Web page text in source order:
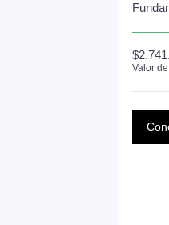
Valor